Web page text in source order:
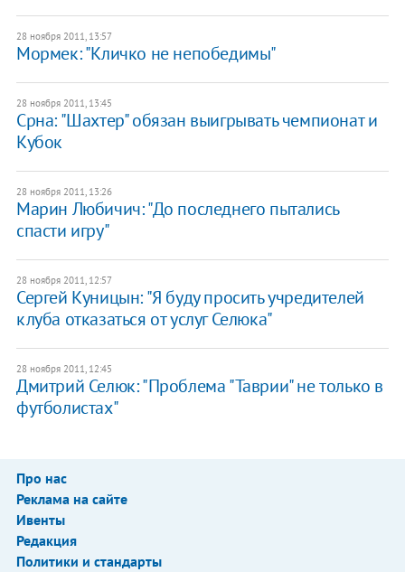
28 ноября 2011, 13:57
Мормек: "Кличко не непобедимы"
28 ноября 2011, 13:45
Срна: "Шахтер" обязан выигрывать чемпионат и
Кубок
28 ноября 2011, 13:26
Марин Любичич: "До последнего пытались
спасти игру"
28 ноября 2011, 12:57
Сергей Куницын: "Я буду просить учредителей
клуба отказаться от услуг Селюка"
28 ноября 2011, 12:45
Дмитрий Селюк: "Проблема "Таврии" не только в
футболистах"
Про нас
Реклама на сайте
Ивенты
Редакция
Политики и стандарты